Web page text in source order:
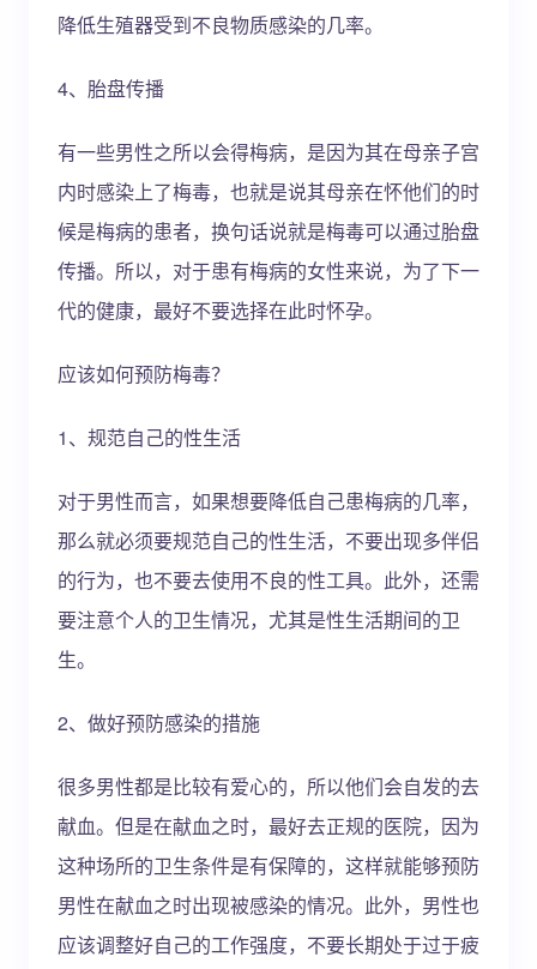
降低生殖器受到不良物质感染的几率。
4、胎盘传播
有一些男性之所以会得梅病，是因为其在母亲子宫
内时感染上了梅毒，也就是说其母亲在怀他们的时
候是梅病的患者，换句话说就是梅毒可以通过胎盘
传播。所以，对于患有梅病的女性来说，为了下一
代的健康，最好不要选择在此时怀孕。
应该如何预防梅毒？
1、规范自己的性生活
对于男性而言，如果想要降低自己患梅病的几率，
那么就必须要规范自己的性生活，不要出现多伴侣
的行为，也不要去使用不良的性工具。此外，还需
要注意个人的卫生情况，尤其是性生活期间的卫
生。
2、做好预防感染的措施
很多男性都是比较有爱心的，所以他们会自发的去
献血。但是在献血之时，最好去正规的医院，因为
这种场所的卫生条件是有保障的，这样就能够预防
男性在献血之时出现被感染的情况。此外，男性也
应该调整好自己的工作强度，不要长期处于过于疲